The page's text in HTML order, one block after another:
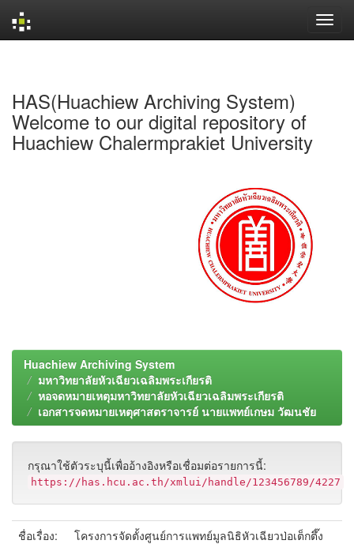
HAS(Huachiew Archiving System)
Welcome to our digital repository of
Huachiew Chalermprakiet University
Huachiew Archiving System
มหาวิทยาลัยหัวเฉียวเฉลิมพระเกียรติ
หอจดหมายเหตุมหาวิทยาลัยหัวเฉียวเฉลิมพระเกียรติ
เอกสารจดหมายเหตุศาสตราจารย์ นายแพทย์เกษม วัฒนชัย
กรุณาใช้ตัวระบุนี้เพื่ออ้างอิงหรือเชื่อมต่อรายการนี้:
https://has.hcu.ac.th/xmlui/handle/123456789/4227
ชื่อเรื่อง:
โครงการจัดตั้งศูนย์การแพทย์มูลนิธิหัวเฉียวป่อเต็กตึ๊ง